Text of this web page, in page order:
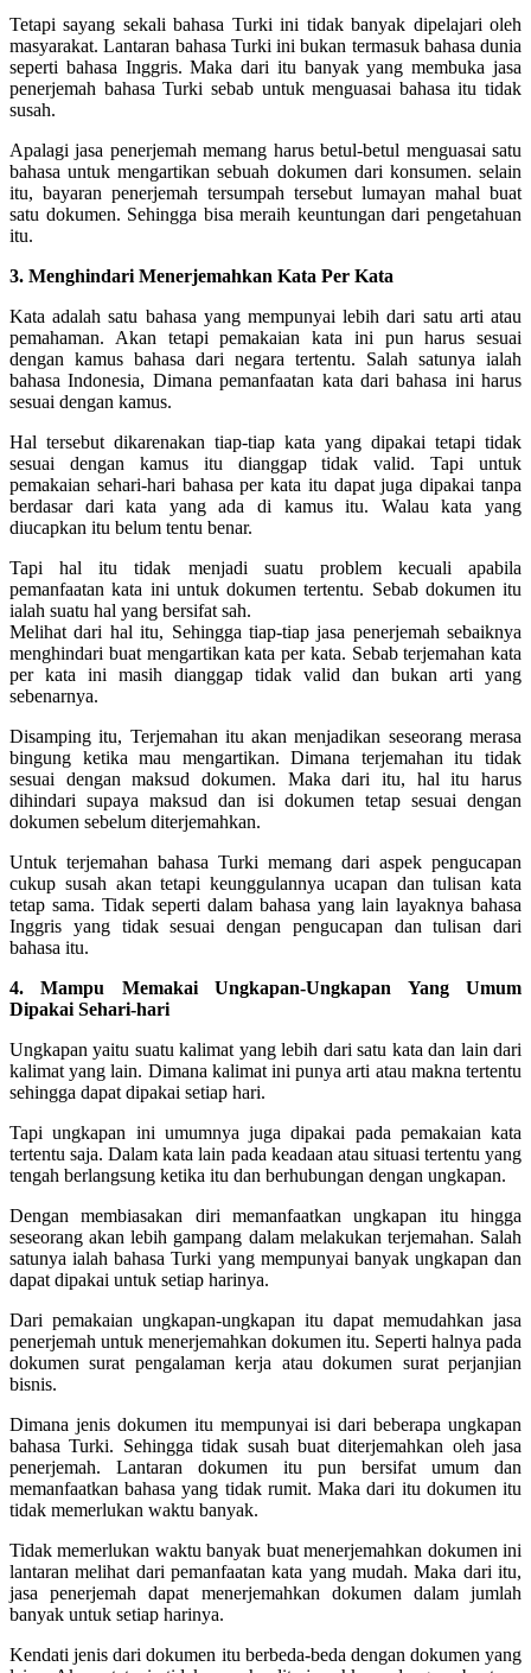
Tetapi sayang sekali bahasa Turki ini tidak banyak dipelajari oleh
masyarakat. Lantaran bahasa Turki ini bukan termasuk bahasa dunia
seperti bahasa Inggris. Maka dari itu banyak yang membuka jasa
penerjemah bahasa Turki sebab untuk menguasai bahasa itu tidak
susah.
Apalagi jasa penerjemah memang harus betul-betul menguasai satu
bahasa untuk mengartikan sebuah dokumen dari konsumen. selain
itu, bayaran penerjemah tersumpah tersebut lumayan mahal buat
satu dokumen. Sehingga bisa meraih keuntungan dari pengetahuan
itu.
3. Menghindari Menerjemahkan Kata Per Kata
Kata adalah satu bahasa yang mempunyai lebih dari satu arti atau
pemahaman. Akan tetapi pemakaian kata ini pun harus sesuai
dengan kamus bahasa dari negara tertentu. Salah satunya ialah
bahasa Indonesia, Dimana pemanfaatan kata dari bahasa ini harus
sesuai dengan kamus.
Hal tersebut dikarenakan tiap-tiap kata yang dipakai tetapi tidak
sesuai dengan kamus itu dianggap tidak valid. Tapi untuk
pemakaian sehari-hari bahasa per kata itu dapat juga dipakai tanpa
berdasar dari kata yang ada di kamus itu. Walau kata yang
diucapkan itu belum tentu benar.
Tapi hal itu tidak menjadi suatu problem kecuali apabila
pemanfaatan kata ini untuk dokumen tertentu. Sebab dokumen itu
ialah suatu hal yang bersifat sah.
Melihat dari hal itu, Sehingga tiap-tiap jasa penerjemah sebaiknya
menghindari buat mengartikan kata per kata. Sebab terjemahan kata
per kata ini masih dianggap tidak valid dan bukan arti yang
sebenarnya.
Disamping itu, Terjemahan itu akan menjadikan seseorang merasa
bingung ketika mau mengartikan. Dimana terjemahan itu tidak
sesuai dengan maksud dokumen. Maka dari itu, hal itu harus
dihindari supaya maksud dan isi dokumen tetap sesuai dengan
dokumen sebelum diterjemahkan.
Untuk terjemahan bahasa Turki memang dari aspek pengucapan
cukup susah akan tetapi keunggulannya ucapan dan tulisan kata
tetap sama. Tidak seperti dalam bahasa yang lain layaknya bahasa
Inggris yang tidak sesuai dengan pengucapan dan tulisan dari
bahasa itu.
4. Mampu Memakai Ungkapan-Ungkapan Yang Umum
Dipakai Sehari-hari
Ungkapan yaitu suatu kalimat yang lebih dari satu kata dan lain dari
kalimat yang lain. Dimana kalimat ini punya arti atau makna tertentu
sehingga dapat dipakai setiap hari.
Tapi ungkapan ini umumnya juga dipakai pada pemakaian kata
tertentu saja. Dalam kata lain pada keadaan atau situasi tertentu yang
tengah berlangsung ketika itu dan berhubungan dengan ungkapan.
Dengan membiasakan diri memanfaatkan ungkapan itu hingga
seseorang akan lebih gampang dalam melakukan terjemahan. Salah
satunya ialah bahasa Turki yang mempunyai banyak ungkapan dan
dapat dipakai untuk setiap harinya.
Dari pemakaian ungkapan-ungkapan itu dapat memudahkan jasa
penerjemah untuk menerjemahkan dokumen itu. Seperti halnya pada
dokumen surat pengalaman kerja atau dokumen surat perjanjian
bisnis.
Dimana jenis dokumen itu mempunyai isi dari beberapa ungkapan
bahasa Turki. Sehingga tidak susah buat diterjemahkan oleh jasa
penerjemah. Lantaran dokumen itu pun bersifat umum dan
memanfaatkan bahasa yang tidak rumit. Maka dari itu dokumen itu
tidak memerlukan waktu banyak.
Tidak memerlukan waktu banyak buat menerjemahkan dokumen ini
lantaran melihat dari pemanfaatan kata yang mudah. Maka dari itu,
jasa penerjemah dapat menerjemahkan dokumen dalam jumlah
banyak untuk setiap harinya.
Kendati jenis dari dokumen itu berbeda-beda dengan dokumen yang